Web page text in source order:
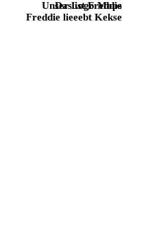
Das ist Freddie
Freddie lieeebt Kekse
Unser Logo Mops